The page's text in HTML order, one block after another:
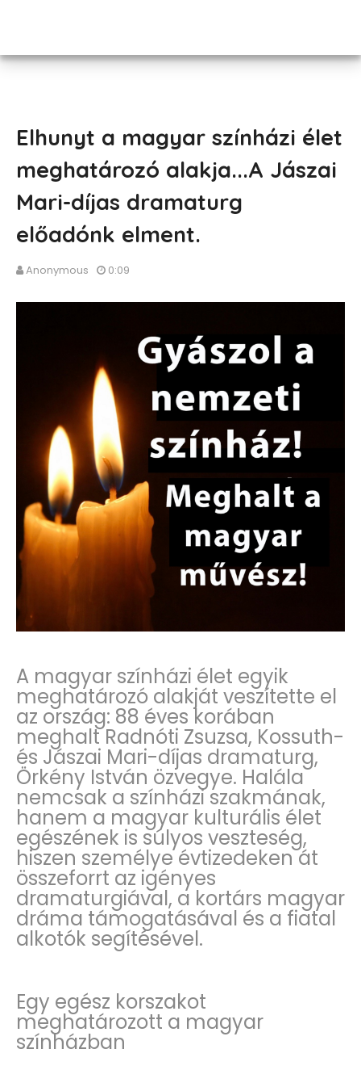
Elhunyt a magyar színházi élet
meghatározó alakja...A Jászai
Mari-díjas dramaturg
előadónk elment.
Anonymous 0:09
A magyar színházi élet egyik
meghatározó alakját veszítette el
az ország: 88 éves korában
meghalt Radnóti Zsuzsa, Kossuth-
és Jászai Mari-díjas dramaturg,
Örkény István özvegye. Halála
nemcsak a színházi szakmának,
hanem a magyar kulturális élet
egészének is súlyos veszteség,
hiszen személye évtizedeken át
összeforrt az igényes
dramaturgiával, a kortárs magyar
dráma támogatásával és a fiatal
alkotók segítésével.
Egy egész korszakot
meghatározott a magyar
színházban